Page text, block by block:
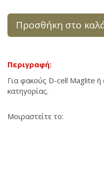
Προσθήκη στο
Περιγραφή:
Για φακούς D-cell Maglite
κατηγορίας.
Μοιραστείτε το: